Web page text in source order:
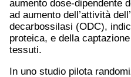
aumento dose-dipendente
ad aumento dell’attività
decarbossilasi (ODC),
proteica, e della
tessuti.
In uno studio pilota